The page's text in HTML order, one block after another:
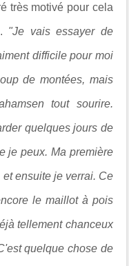
très motivé pour cela
"Je vais essayer de
difficile pour moi
de montées, mais
tout sourire.
quelques jours de
je peux. Ma première
ensuite je verrai. Ce
le maillot à pois
tellement chanceux
quelque chose de